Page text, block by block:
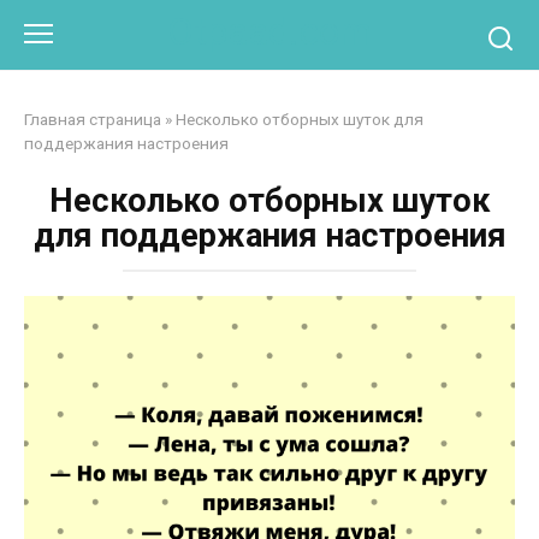
контенту
Главная страница » Несколько отборных шуток для
поддержания настроения
Несколько отборных шуток
для поддержания настроения